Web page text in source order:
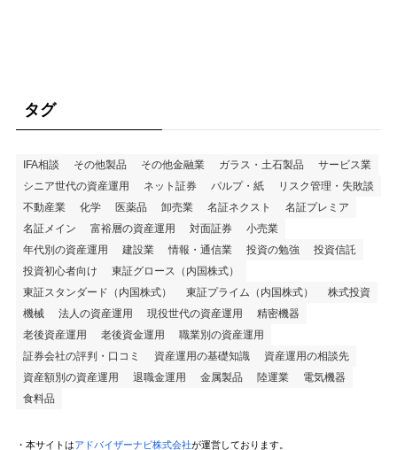
タグ
IFA相談 その他製品 その他金融業 ガラス・土石製品
サービス業
シニア世代の資産運用
ネット証券 パルプ・紙
リスク管理・失敗談
不動産業
化学 医薬品 卸売業 名証ネクスト
名証プレミア
名証メイン
富裕層の資産運用 対面証券
小売業
年代別の資産運用
建設業 情報・通信業 投資の勉強
投資信託
投資初心者向け
東証グロース（内国株式）
東証スタンダード（内国株式）
東証プライム（内国株式）
株式投資
機械
法人の資産運用 現役世代の資産運用
精密機器
老後資産運用
老後資金運用
職業別の資産運用
証券会社の評判・口コミ
資産運用の基礎知識
資産運用の相談先
資産額別の資産運用
退職金運用 金属製品 陸運業
電気機器
食料品
・本サイトはアドバイザーナビ株式会社が運営しております。